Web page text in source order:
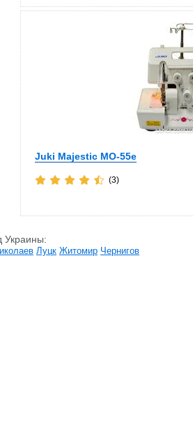
Juki Majestic MO-55e
(3)
Украины:
Луцк Житомир Чернигов